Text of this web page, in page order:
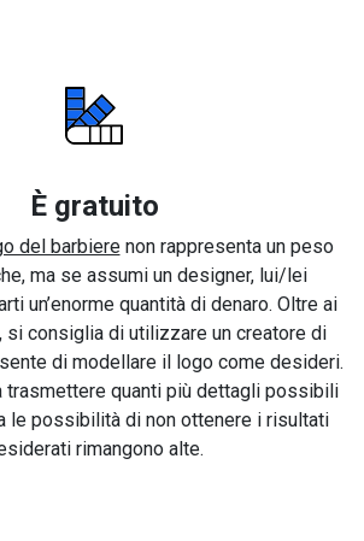
È gratuito
del barbierenon rappresenta un peso
ma se assumi un designer, lui/lei
un’enorme quantità di denaro. Oltre ai
si consiglia di utilizzare un creatore di
di modellare il logo come desideri.
trasmettere quanti più dettagli possibili
le possibilità di non ottenere i risultati
rimangono alte.